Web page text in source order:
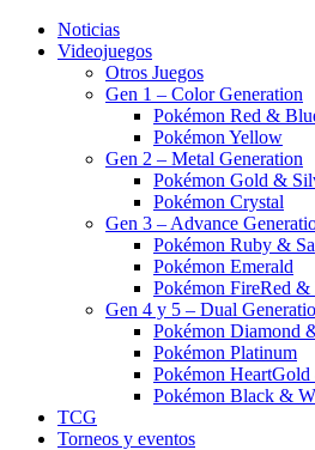
Noticias
Videojuegos
Otros Juegos
Gen 1 – Color Generation
Pokémon Red &
Pokémon Yellow
Gen 2 – Metal Generation
Pokémon Gold &
Pokémon Crystal
Gen 3 – Advance
Pokémon Ruby &
Pokémon Emerald
Pokémon FireRed &
Gen 4 y 5 – Dual
Pokémon Diamond
Pokémon Platinum
Pokémon
Pokémon Black &
TCG
Torneos y eventos